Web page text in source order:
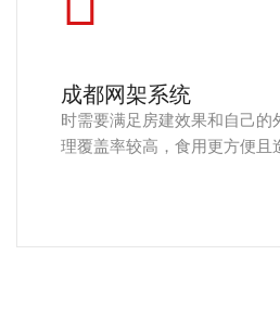
成都网架系统
时需要满足房建效果和自己的
理覆盖率较高，食用更方便且